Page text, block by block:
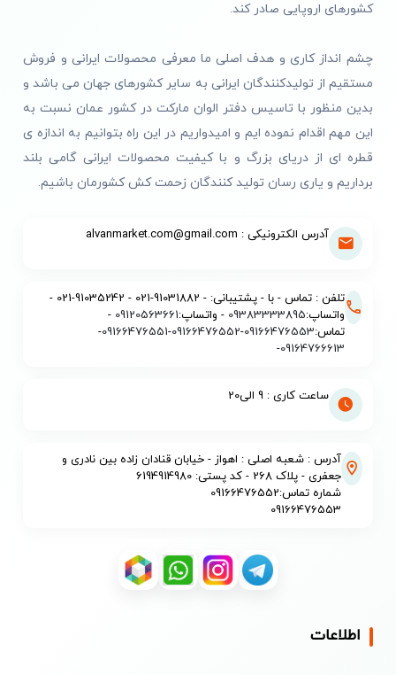
کشورهای اروپایی صادر کند.
چشم انداز کاری و هدف اصلی ما معرفی محصولات ایرانی و فروش
مستقیم از تولیدکنندگان ایرانی به سایر کشورهای جهان می باشد و
بدین منظور با تاسیس دفتر الوان مارکت در کشور عمان نسبت به
این مهم اقدام نموده ایم و امیدواریم در این راه بتوانیم به اندازه ی
قطره ای از دریای بزرگ و با کیفیت محصولات ایرانی گامی بلند
برداریم و یاری رسان تولید کنندگان زحمت کش کشورمان باشیم.
آدرس الکترونیکی : alvanmarket.com@gmail.com
تلفن : تماس - با - پشتیبانی: - 91031882-021 - 91035242-021 -
واتساپ:09383333895 - واتساپ:09120563661
-
تماس:09166476553
-
09166476552
-
09166476551
-
09164766613
-
ساعت کاری : 9 الی20
آدرس : شعبه اصلی : اهواز - خیابان قنادان زاده بین نادری و
جعفری - پلاک 268 - کد پستی: 6194914980
شماره تماس:09166476552
09166476553
اطلاعات